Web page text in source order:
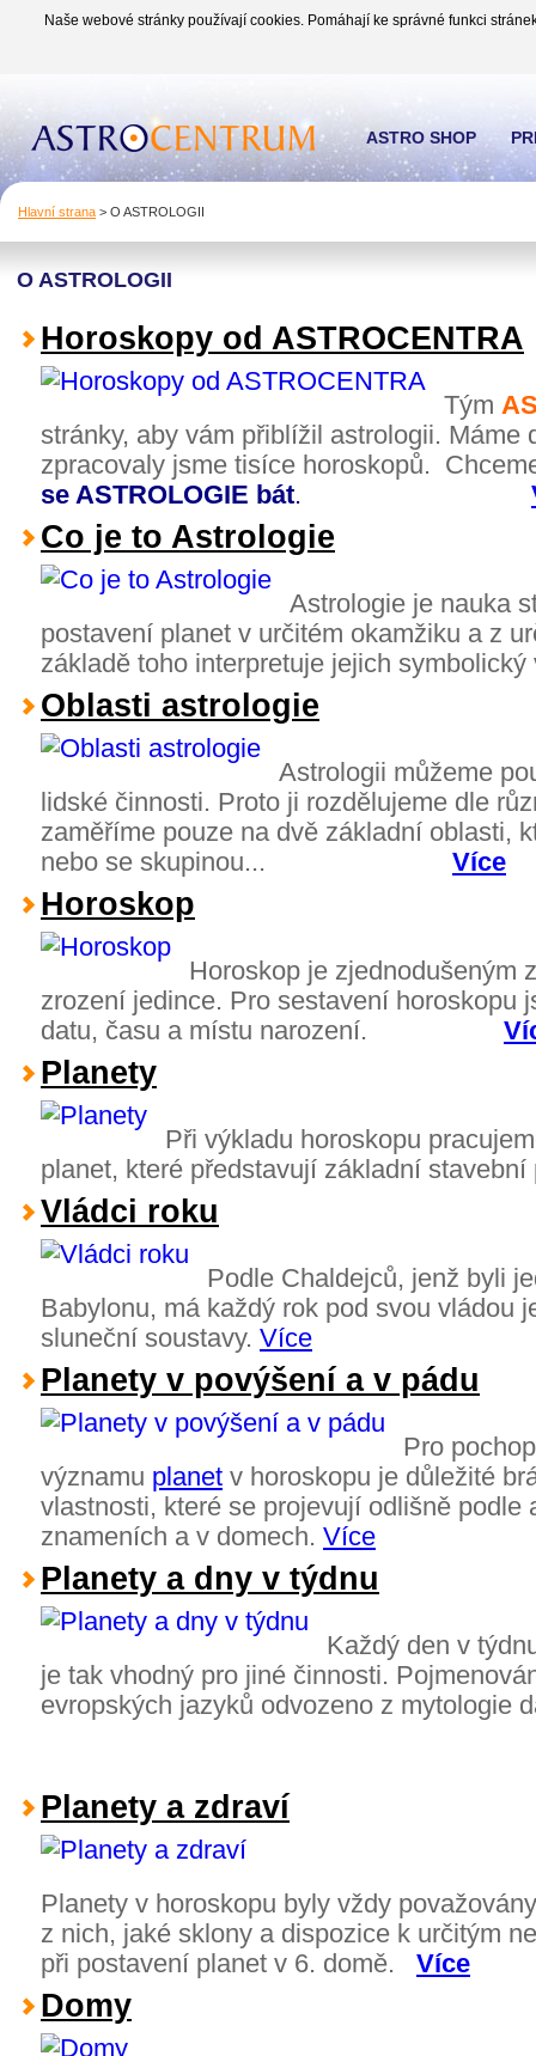
Naše webové stránky používají cookies. Pomáhají ke správné funkci
Hlavní strana > O ASTROLOGII
O ASTROLOGII
Horoskopy od ASTROCENTRA
Tým
stránky, aby vám přiblížil astrologii. Máme
zpracovaly jsme tisíce horoskopů.
se ASTROLOGIE bát.
Co je to Astrologie
Astrologie je nauka
postavení planet v určitém okamžiku a z
základě toho interpretuje jejich
Oblasti astrologie
Astrologii můžeme
lidské činnosti. Proto ji rozdělujeme dle
zaměříme pouze na dvě základní oblasti,
nebo se skupinou... Více
Horoskop
Horoskop je zjednodušeným
zrození jedince. Pro sestavení horoskopu
datu, času a místu narození.
Planety
Při výkladu horoskopu
planet, které představují základní
Vládci roku
Podle Chaldejců, jenž byli
Babylonu, má každý rok pod svou vládou
sluneční soustavy. Více
Planety v povýšení a v pádu
Pro
významu planet v horoskopu je důležité
vlastnosti, které se projevují odlišně podle
znameních a v domech. Více
Planety a dny v týdnu
Každý den v
je tak vhodný pro jiné činnosti.
evropských jazyků odvozeno z mytologie
Planety a zdraví
Planety v horoskopu byly vždy
z nich, jaké sklony a dispozice k určitým
při postavení planet v 6. domě. Více
Domy
ASTRO SHOP